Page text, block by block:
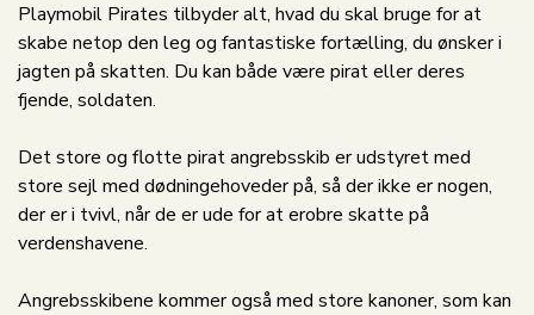
Playmobil Pirates tilbyder alt, hvad du skal bruge for at
skabe netop den leg og fantastiske fortælling, du ønsker i
jagten på skatten. Du kan både være pirat eller deres
fjende, soldaten.
Det store og flotte pirat angrebsskib er udstyret med
store sejl med dødningehoveder på, så der ikke er nogen,
der er i tvivl, når de er ude for at erobre skatte på
verdenshavene.
Angrebsskibene kommer også med store kanoner, som kan